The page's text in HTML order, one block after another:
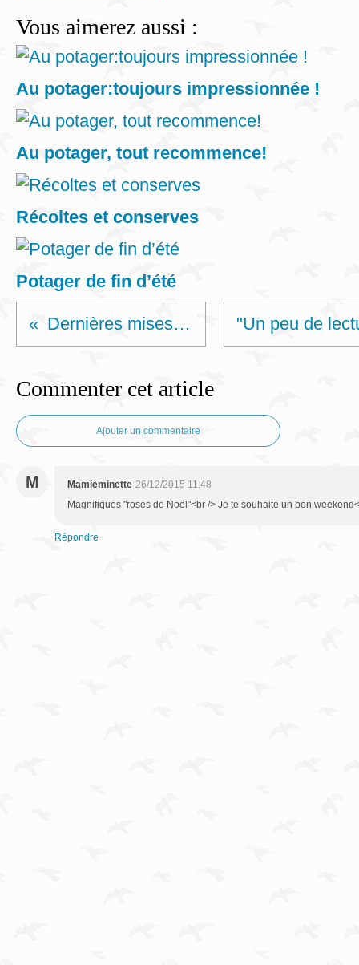
Vous aimerez aussi :
Au potager:toujours impressionnée !
Au potager, tout recommence!
Récoltes et conserves
Potager de fin d’été
Dernières mises en boîte...
Commenter cet article
Ajouter un commentaire
M Mamieminette 26/12/2015 11:48
Magnifiques "roses de Noël"<br /> Je te souhaite un bon
Répondre